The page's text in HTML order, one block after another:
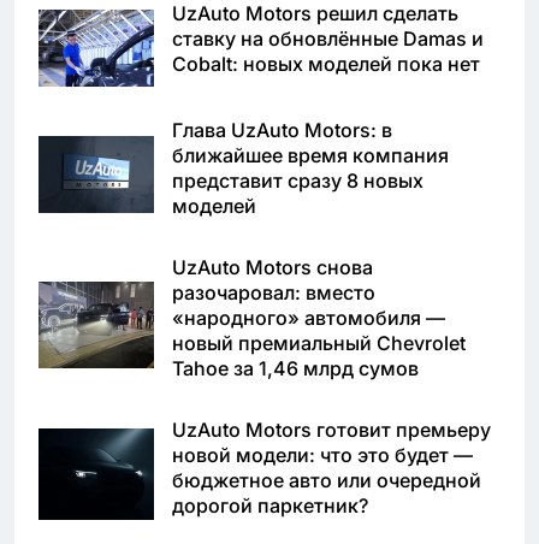
UzAuto Motors решил сделать
ставку на обновлённые Damas и
Cobalt: новых моделей пока нет
Глава UzAuto Motors: в
ближайшее время компания
представит сразу 8 новых
моделей
UzAuto Motors снова
разочаровал: вместо
«народного» автомобиля —
новый премиальный Chevrolet
Tahoe за 1,46 млрд сумов
UzAuto Motors готовит премьеру
новой модели: что это будет —
бюджетное авто или очередной
дорогой паркетник?